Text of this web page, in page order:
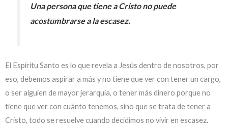
Una persona que tiene a Cristo no puede
acostumbrarse a la escasez.
El Espíritu Santo es lo que revela a Jesús dentro de nosotros, por
eso, debemos aspirar a más y no tiene que ver con tener un cargo,
o ser alguien de mayor jerarquía, o tener más dinero porque no
tiene que ver con cuánto tenemos, sino que se trata de tener a
Cristo, todo se resuelve cuando decidimos no vivir en escasez.